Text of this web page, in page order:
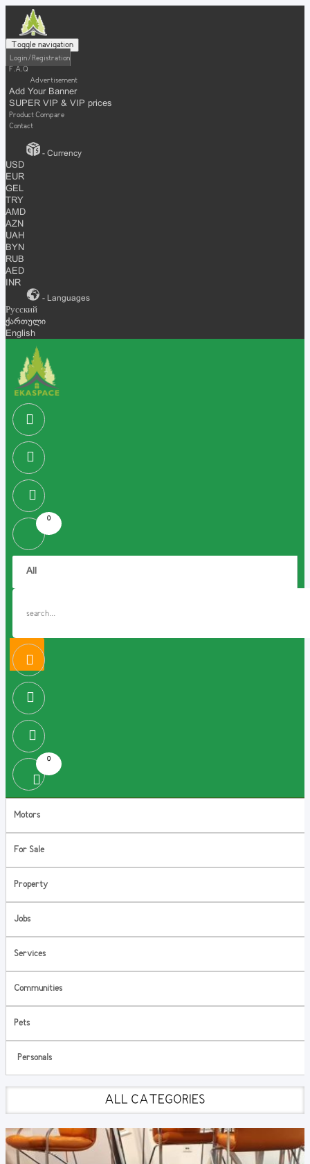
Toggle navigation
Login / Registration
F.A.Q
Advertisement
Add Your Banner
SUPER VIP & VIP prices
Product Compare
Contact
- Currency
USD
EUR
GEL
TRY
AMD
AZN
UAH
BYN
RUB
AED
INR
- Languages
Русский
ქართული
English
0
0
Motors
For Sale
Property
Jobs
Services
Communities
Pets
Personals
ALL CATEGORIES